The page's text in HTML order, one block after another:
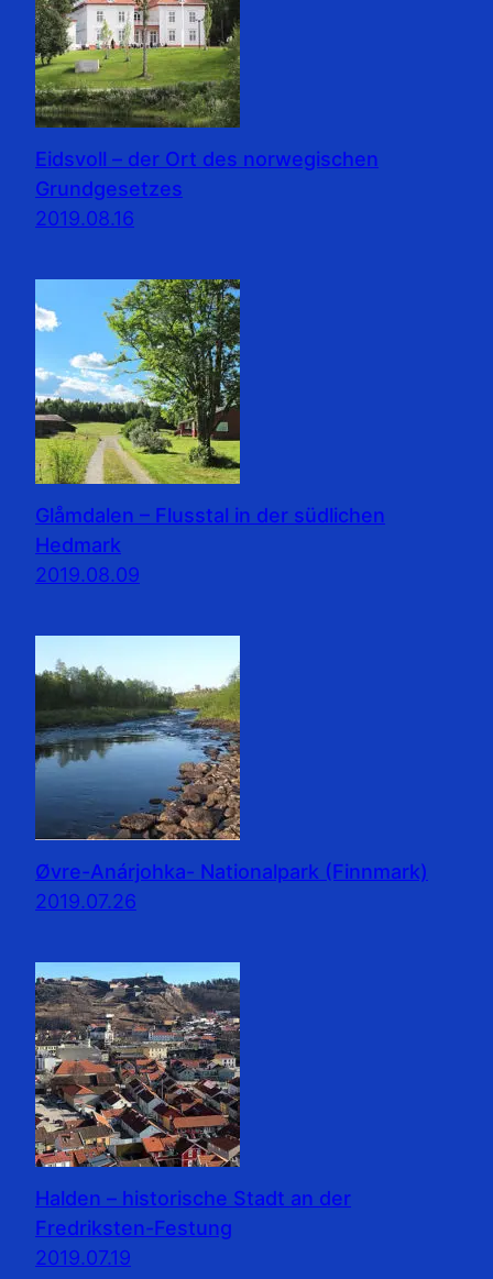
Eidsvoll – der Ort des norwegischen
Grundgesetzes
2019.08.16
Glåmdalen – Flusstal in der südlichen
Hedmark
2019.08.09
Øvre-Anárjohka- Nationalpark (Finnmark)
2019.07.26
Halden – historische Stadt an der
Fredriksten-Festung
2019.07.19